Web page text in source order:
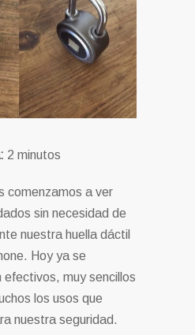
2 minutos
comenzamos a ver
sin necesidad de
nuestra huella dáctil
Hoy ya se
efectivos, muy sencillos
los usos que
nuestra seguridad.